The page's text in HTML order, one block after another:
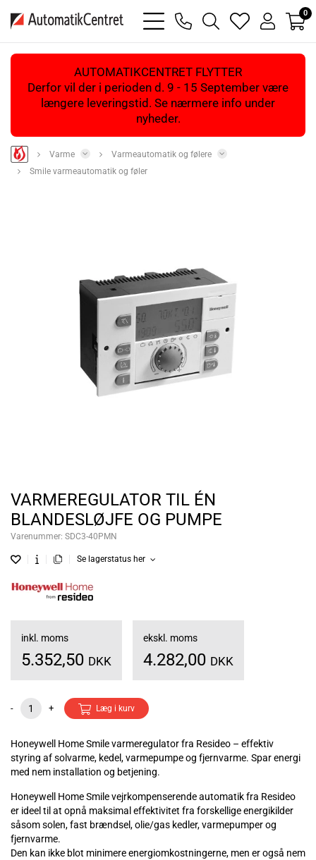
bars
light
phone
magnifying
glass
heart
light
user
light
0
AUTOMATIKCENTRET FLYTTER
Derfor vil der i perioden d. 9 - 15 September være
længere leveringstid. Se nærmere info under
nyheder.
Varme
Varmeautomatik og følere
Smile varmeautomatik og føler
VARMEREGULATOR TIL ÉN
BLANDESLØJFE OG PUMPE
Varenummer: SDC3-40PMN
Se lagerstatus her
inkl. moms
5.352,50 DKK
ekskl. moms
4.282,00 DKK
- + Læg i kurv
Honeywell Home Smile varmeregulator fra Resideo – effektiv
styring af solvarme, kedel, varmepumpe og fjernvarme. Spar energi
med nem installation og betjening.
Honeywell Home Smile vejrkompenserende automatik fra Resideo
er ideel til at opnå maksimal effektivitet fra forskellige energikilder
såsom solen, fast brændsel, olie/gas kedler, varmepumper og
fjernvarme.
Den kan ikke blot minimere energiomkostningerne, men er også nem